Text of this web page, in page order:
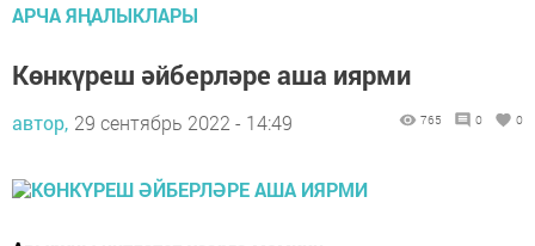
АРЧА ЯҢАЛЫКЛАРЫ
Көнкүреш әйберләре аша иярми
автор, 29 сентябрь 2022 - 14:49 765 0 0